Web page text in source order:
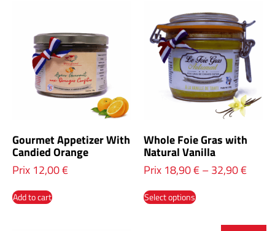
Gourmet Appetizer With
Candied Orange
Prix 12,00€
Add to cart
Whole Foie Gras with
Natural Vanilla
Prix 18,90€–32,90€
Select options